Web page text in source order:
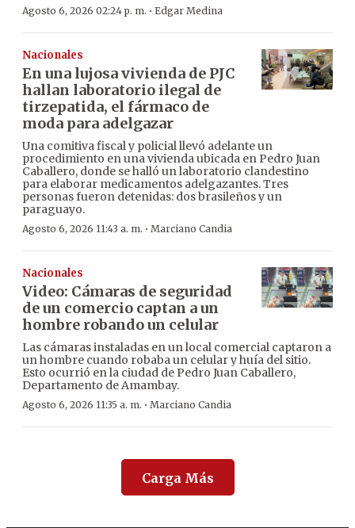
Agosto 6, 2026 02:24 p. m. · Edgar Medina
Nacionales
En una lujosa vivienda de PJC
hallan laboratorio ilegal de
tirzepatida, el fármaco de
moda para adelgazar
Una comitiva fiscal y policial llevó adelante un
procedimiento en una vivienda ubicada en Pedro Juan
Caballero, donde se halló un laboratorio clandestino
para elaborar medicamentos adelgazantes. Tres
personas fueron detenidas: dos brasileños y un
paraguayo.
Agosto 6, 2026 11:43 a. m. · Marciano Candia
Nacionales
Video: Cámaras de seguridad
de un comercio captan a un
hombre robando un celular
Las cámaras instaladas en un local comercial captaron a
un hombre cuando robaba un celular y huía del sitio.
Esto ocurrió en la ciudad de Pedro Juan Caballero,
Departamento de Amambay.
Agosto 6, 2026 11:35 a. m. · Marciano Candia
Carga Más